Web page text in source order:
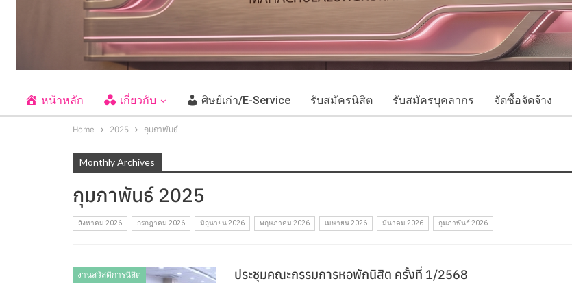
หน้าหลัก เกี่ยวกับ ศิษย์เก่า/E-Service รับสมัครนิสิต รับสมัครบุคลากร จัดซื้อจัดจ้าง
Home 2025 กุมภาพันธ์
Monthly Archives
กุมภาพันธ์ 2025
สิงหาคม 2026 กรกฎาคม 2026 มิถุนายน 2026 พฤษภาคม 2026 เมษายน 2026 มีนาคม 2026 กุมภาพันธ์ 2026
งานสวัสดิการนิสิต ประชุมคณะกรรมการหอพักนิสิต ครั้งที่ 1/2568